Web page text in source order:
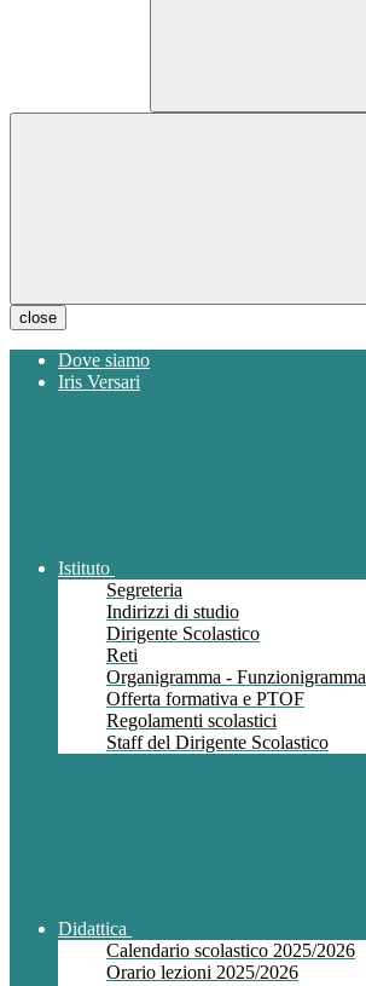
close
Dove siamo
Iris Versari
Istituto
Segreteria
Indirizzi di studio
Dirigente Scolastico
Reti
Organigramma - Funzionigramma
Offerta formativa e PTOF
Regolamenti scolastici
Staff del Dirigente Scolastico
Didattica
Calendario scolastico 2025/2026
Orario lezioni 2025/2026